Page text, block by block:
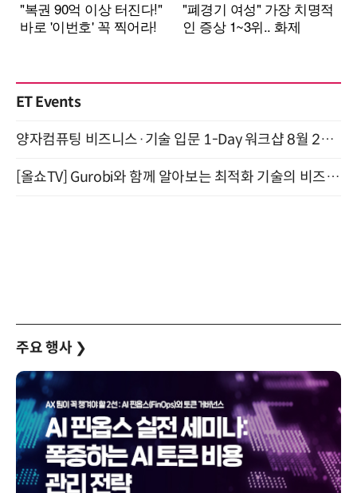
ET Events
양자컴퓨팅 비즈니스·기술 입문 1-Day 워크샵 8월 28일 개최
[올쇼TV] Gurobi와 함께 알아보는 최적화 기술의 비즈니스 활용 (8월 20일 생방송)
주요 행사 ❯